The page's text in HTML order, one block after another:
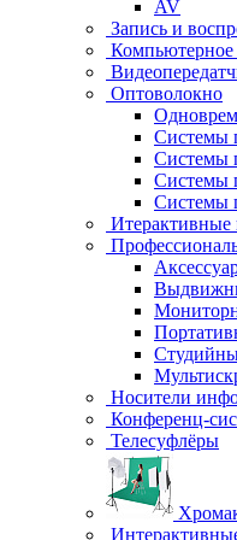
AV
Запись и
Компьютерное
Оптоволокно
Системы
Системы
Системы
Системы
Итерактивные
Носители
Конференц-
Телесуфлёры